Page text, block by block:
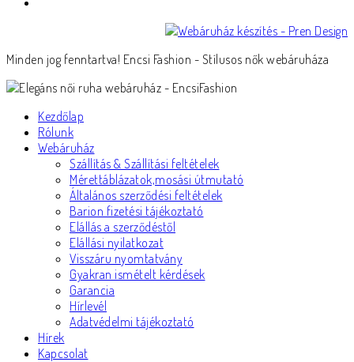
Minden jog fenntartva! Encsi Fashion - Stílusos nők webáruháza
Kezdőlap
Rólunk
Webáruház
Szállítás & Szállítási feltételek
Mérettáblázatok,mosási útmutató
Általános szerződési feltételek
Barion fizetési tájékoztató
Elállás a szerződéstől
Elállási nyilatkozat
Visszáru nyomtatvány
Gyakran ismételt kérdések
Garancia
Hírlevél
Adatvédelmi tájékoztató
Hírek
Kapcsolat